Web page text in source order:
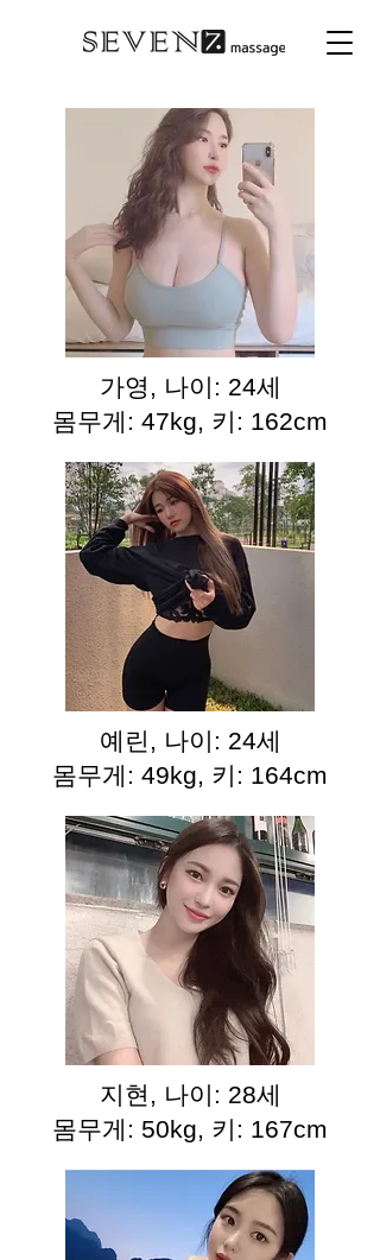
가영, 나이: 24세
몸무게: 47kg, 키: 162cm
예린, 나이: 24세
몸무게: 49kg, 키: 164cm
지현, 나이: 28세
몸무게: 50kg, 키: 167cm